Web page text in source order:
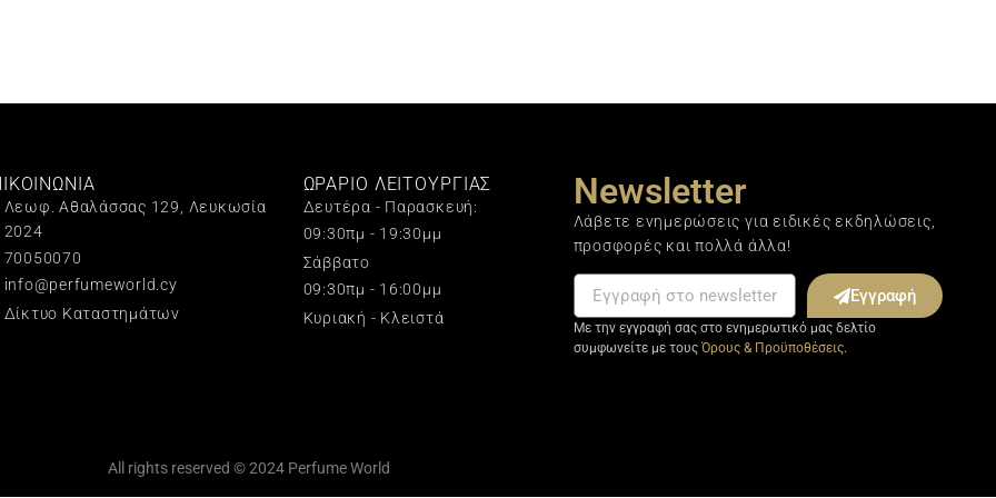
Λεωφ. Αθαλάσσας 129, Λευκωσία
2024
70050070
info@perfumeworld.cy
Δίκτυο Καταστημάτων
ΩΡΑΡΙΟ ΛΕΙΤΟΥΡΓΙΑΣ
Δευτέρα - Παρασκευή:
09:30πμ - 19:30μμ
Σάββατο
09:30πμ - 16:00μμ
Κυριακή - Κλειστά
Newsletter
Λάβετε ενημερώσεις για ειδικές εκδηλώσεις,
προσφορές και πολλά άλλα!
Εγγραφή
Με την εγγραφή σας στο ενημερωτικό μας δελτίο
συμφωνείτε με τους Όρους & Προϋποθέσεις.
All rights reserved © 2024 Perfume World